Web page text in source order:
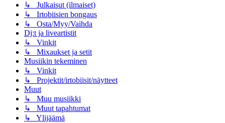
↳ Julkaisut (ilmaiset)
↳ Irtobiisien bongaus
↳ Osta/Myy/Vaihda
Dj:t ja liveartistit
↳ Vinkit
↳ Mixaukset ja setit
Musiikin tekeminen
↳ Vinkit
↳ Projektit/irtobiisit/näytteet
Muut
↳ Muu musiikki
↳ Muut tapahtumat
↳ Ylijäämä